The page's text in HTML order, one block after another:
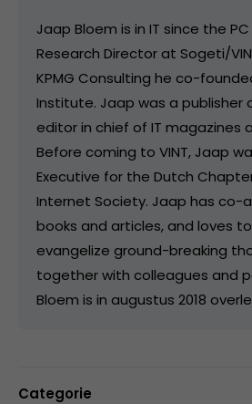
Jaap Bloem is in IT since the
Research Director at Sogeti/
KPMG Consulting he co-
Institute. Jaap was a publisher
editor in chief of IT magazines
Before coming to VINT, Jaap
Executive for the Dutch
Internet Society. Jaap has co-
books and articles, and loves
evangelize ground-breaking
together with colleagues and
Bloem is in augustus 2018
Categorie